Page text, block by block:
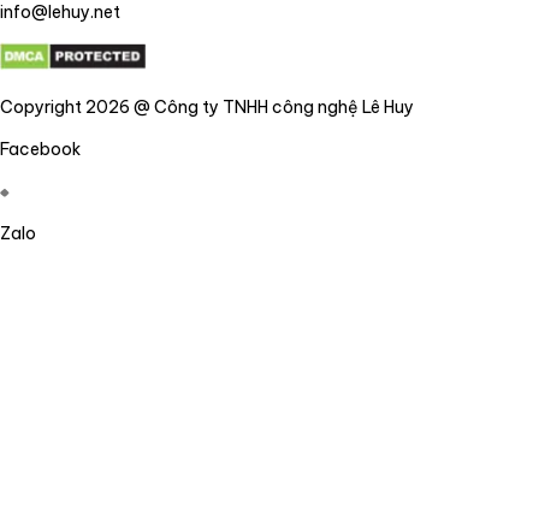
info@lehuy.net
Copyright 2026 @ Công ty TNHH công nghệ Lê Huy
Facebook
Zalo